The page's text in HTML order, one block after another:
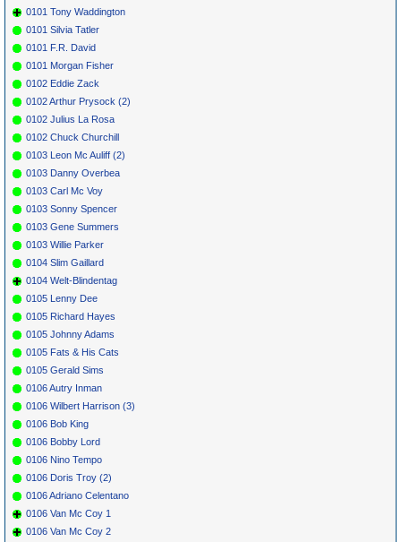
0101 Tony Waddington
0101 Silvia Tatler
0101 F.R. David
0101 Morgan Fisher
0102 Eddie Zack
0102 Arthur Prysock (2)
0102 Julius La Rosa
0102 Chuck Churchill
0103 Leon Mc Auliff (2)
0103 Danny Overbea
0103 Carl Mc Voy
0103 Sonny Spencer
0103 Gene Summers
0103 Willie Parker
0104 Slim Gaillard
0104 Welt-Blindentag
0105 Lenny Dee
0105 Richard Hayes
0105 Johnny Adams
0105 Fats & His Cats
0105 Gerald Sims
0106 Autry Inman
0106 Wilbert Harrison (3)
0106 Bob King
0106 Bobby Lord
0106 Nino Tempo
0106 Doris Troy (2)
0106 Adriano Celentano
0106 Van Mc Coy 1
0106 Van Mc Coy 2